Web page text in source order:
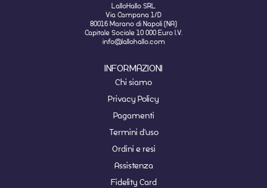
LalloHallo SRL
Via Campana 1/D
80016 Marano di Napoli (NA)
Capitale Sociale 10 000 Euro I.V.
info@lallohallo.com
INFORMAZIONI
Chi siamo
Privacy Policy
Pagamenti
Termini d'uso
Ordini e resi
Assistenza
Fidelity Card